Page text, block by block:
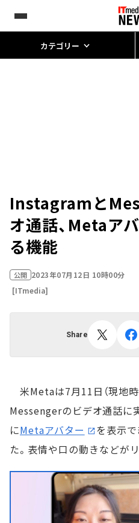
カテゴリー
Instagramと
オ通話、Metaア
る機能
公開 2023年07月12日 10時00分
[ITmedia]
Share
米Metaは7月11日（現地
Messengerのビデオ通話に
にMetaアバター
を表示
た。表情や口の動きなどが